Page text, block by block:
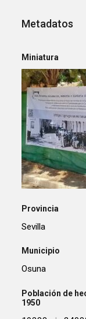
Metadatos
Miniatura
Provincia
Sevilla
Municipio
Osuna
Población de
1950